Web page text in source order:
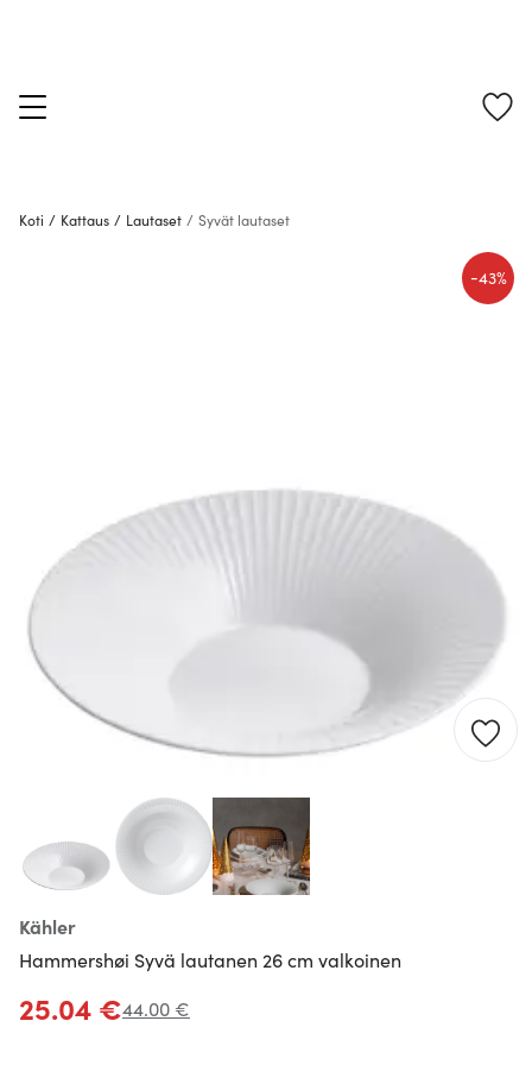
Koti / Kattaus / Lautaset / Syvät lautaset
Kähler
Hammershøi Syvä lautanen 26 cm valkoinen
-43%
25.04 €44.00 €